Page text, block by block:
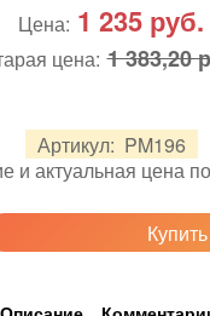
Артикул: PM196
и актуальная цена
Цена: 1 235 руб.
цена: 1 383,20
Купить